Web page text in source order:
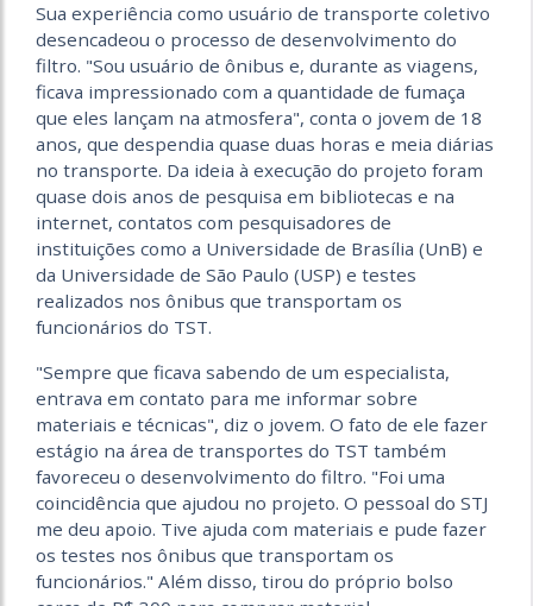
Sua experiência como usuário de transporte coletivo
desencadeou o processo de desenvolvimento do
filtro. "Sou usuário de ônibus e, durante as viagens,
ficava impressionado com a quantidade de fumaça
que eles lançam na atmosfera", conta o jovem de 18
anos, que despendia quase duas horas e meia diárias
no transporte. Da ideia à execução do projeto foram
quase dois anos de pesquisa em bibliotecas e na
internet, contatos com pesquisadores de
instituições como a Universidade de Brasília (UnB) e
da Universidade de São Paulo (USP) e testes
realizados nos ônibus que transportam os
funcionários do TST.
"Sempre que ficava sabendo de um especialista,
entrava em contato para me informar sobre
materiais e técnicas", diz o jovem. O fato de ele fazer
estágio na área de transportes do TST também
favoreceu o desenvolvimento do filtro. "Foi uma
coincidência que ajudou no projeto. O pessoal do STJ
me deu apoio. Tive ajuda com materiais e pude fazer
os testes nos ônibus que transportam os
funcionários." Além disso, tirou do próprio bolso